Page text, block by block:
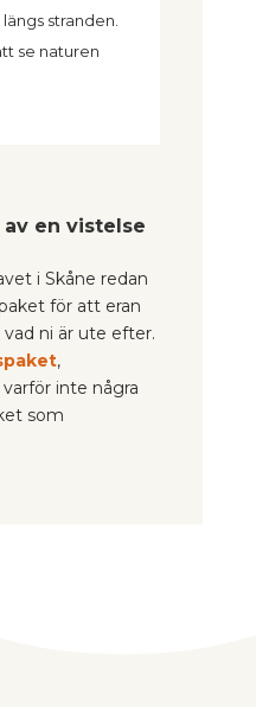
stranden.
se naturen
en vistelse
i Skåne redan
för att eran
vad ni är ute efter.
,
inte några
som